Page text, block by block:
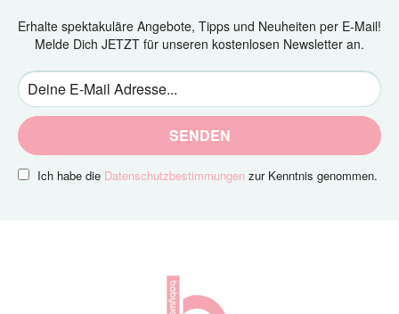
Erhalte spektakuläre Angebote, Tipps und Neuheiten per E-Mail!
Melde Dich JETZT für unseren kostenlosen Newsletter an.
SENDEN
Ich habe die Datenschutzbestimmungen zur Kenntnis genommen.